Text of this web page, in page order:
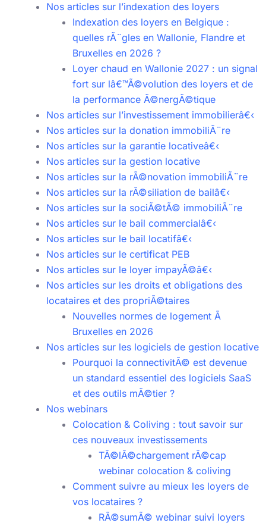
Nos articles sur l’indexation des loyers
Indexation des loyers en Belgique :
quelles rÃ¨gles en Wallonie, Flandre et
Bruxelles en 2026 ?
Loyer chaud en Wallonie 2027 : un signal
fort sur lâ€™Ã©volution des loyers et de
la performance Ã©nergÃ©tique
Nos articles sur l’investissement immobilierâ€‹
Nos articles sur la donation immobiliÃ¨re
Nos articles sur la garantie locativeâ€‹
Nos articles sur la gestion locative
Nos articles sur la rÃ©novation immobiliÃ¨re
Nos articles sur la rÃ©siliation de bailâ€‹
Nos articles sur la sociÃ©tÃ© immobiliÃ¨re
Nos articles sur le bail commercialâ€‹
Nos articles sur le bail locatifâ€‹
Nos articles sur le certificat PEB
Nos articles sur le loyer impayÃ©â€‹
Nos articles sur les droits et obligations des
locataires et des propriÃ©taires
Nouvelles normes de logement Ã
Bruxelles en 2026
Nos articles sur les logiciels de gestion locative
Pourquoi la connectivitÃ© est devenue
un standard essentiel des logiciels SaaS
et des outils mÃ©tier ?
Nos webinars
Colocation & Coliving : tout savoir sur
ces nouveaux investissements
TÃ©lÃ©chargement rÃ©cap
webinar colocation & coliving
Comment suivre au mieux les loyers de
vos locataires ?
RÃ©sumÃ© webinar suivi loyers